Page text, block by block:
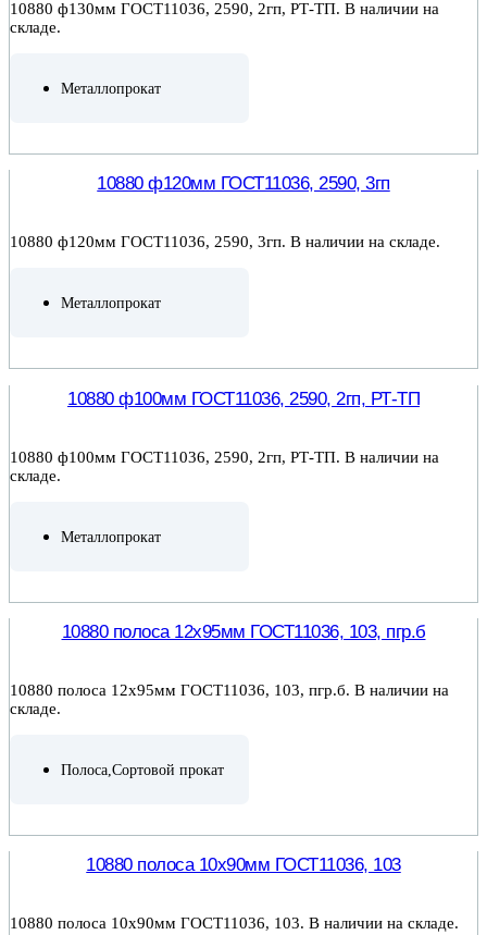
10880 ф130мм ГОСТ11036, 2590, 2гп, РТ-ТП. В наличии на
складе.
Металлопрокат
10880 ф120мм ГОСТ11036, 2590, 3гп
10880 ф120мм ГОСТ11036, 2590, 3гп. В наличии на складе.
Металлопрокат
10880 ф100мм ГОСТ11036, 2590, 2гп, РТ-ТП
10880 ф100мм ГОСТ11036, 2590, 2гп, РТ-ТП. В наличии на
складе.
Металлопрокат
10880 полоса 12х95мм ГОСТ11036, 103, пгр.б
10880 полоса 12х95мм ГОСТ11036, 103, пгр.б. В наличии на
складе.
Полоса Сортовой прокат
10880 полоса 10х90мм ГОСТ11036, 103
10880 полоса 10х90мм ГОСТ11036, 103. В наличии на складе.